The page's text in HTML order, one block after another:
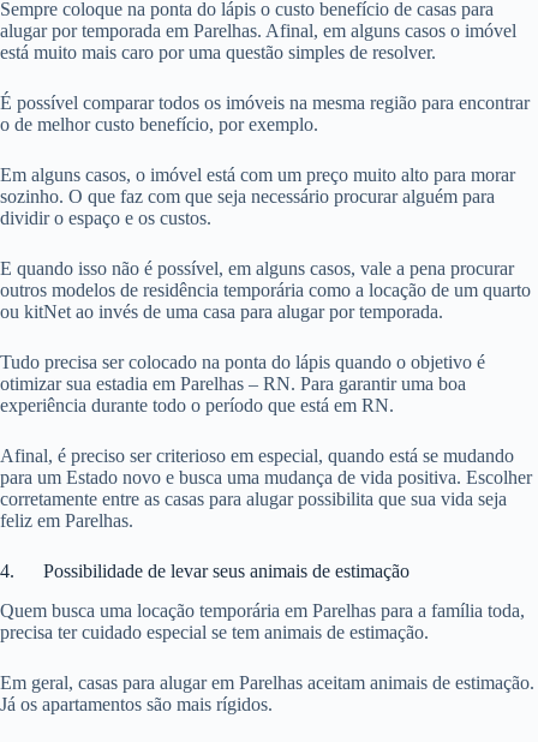
Sempre coloque na ponta do lápis o custo benefício de casas para
alugar por temporada em Parelhas. Afinal, em alguns casos o imóvel
está muito mais caro por uma questão simples de resolver.
É possível comparar todos os imóveis na mesma região para encontrar
o de melhor custo benefício, por exemplo.
Em alguns casos, o imóvel está com um preço muito alto para morar
sozinho. O que faz com que seja necessário procurar alguém para
dividir o espaço e os custos.
E quando isso não é possível, em alguns casos, vale a pena procurar
outros modelos de residência temporária como a locação de um quarto
ou kitNet ao invés de uma casa para alugar por temporada.
Tudo precisa ser colocado na ponta do lápis quando o objetivo é
otimizar sua estadia em Parelhas – RN. Para garantir uma boa
experiência durante todo o período que está em RN.
Afinal, é preciso ser criterioso em especial, quando está se mudando
para um Estado novo e busca uma mudança de vida positiva. Escolher
corretamente entre as casas para alugar possibilita que sua vida seja
feliz em Parelhas.
4. Possibilidade de levar seus animais de estimação
Quem busca uma locação temporária em Parelhas para a família toda,
precisa ter cuidado especial se tem animais de estimação.
Em geral, casas para alugar em Parelhas aceitam animais de estimação.
Já os apartamentos são mais rígidos.